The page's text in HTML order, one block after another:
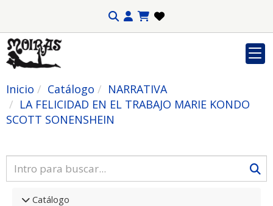
Inicio Catálogo
NARRATIVA
LA FELICIDAD EN EL TRABAJO MARIE KONDO
SCOTT SONENSHEIN
Catálogo